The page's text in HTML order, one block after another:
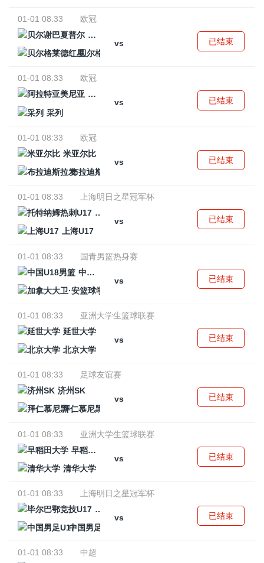
01-01 08:33
欧冠
贝尔谢巴夏普尔
vs
贝尔格莱德红星
已结束
01-01 08:33
欧冠
阿拉特亚美尼亚
vs
采列
已结束
01-01 08:33
欧冠
米亚尔比
vs
布拉迪斯拉发
已结束
01-01 08:33
上海明日之星冠军杯
托特纳姆热刺U17
vs
上海U17
已结束
01-01 08:33
国青男篮热身赛
中国U18男篮
vs
已结束
01-01 08:33
亚洲大学生篮球联赛
延世大学
vs
北京大学
已结束
01-01 08:33
足球友谊赛
济州SK
vs
拜仁慕尼黑
已结束
01-01 08:33
亚洲大学生篮球联赛
早稻田大学
vs
清华大学
已结束
01-01 08:33
上海明日之星冠军杯
毕尔巴鄂竞技U17
vs
中国男足U17
已结束
01-01 08:33
中超